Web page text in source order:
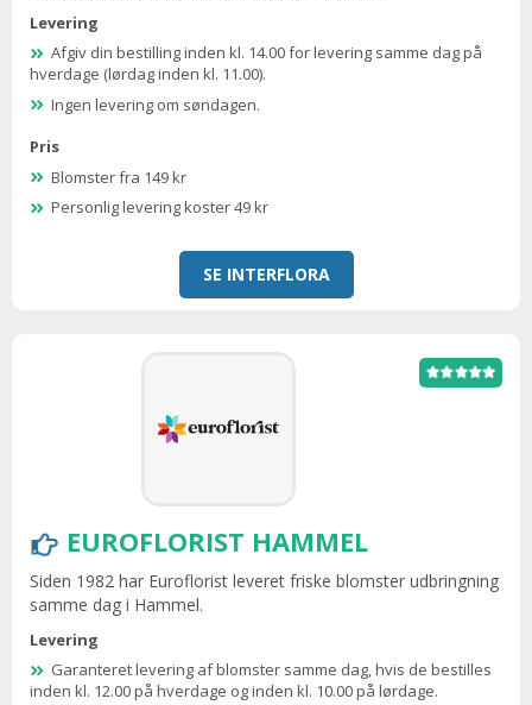
Levering
Afgiv din bestilling inden kl. 14.00 for levering samme dag på
hverdage (lørdag inden kl. 11.00).
Ingen levering om søndagen.
Pris
Blomster fra 149 kr
Personlig levering koster 49 kr
SE INTERFLORA
EUROFLORIST HAMMEL
Siden 1982 har Euroflorist leveret friske blomster udbringning
samme dag i Hammel.
Levering
Garanteret levering af blomster samme dag, hvis de bestilles
inden kl. 12.00 på hverdage og inden kl. 10.00 på lørdage.